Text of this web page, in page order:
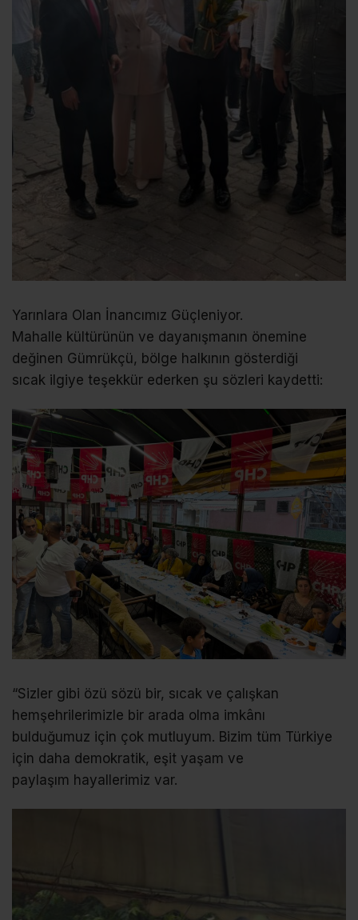
Yarınlara Olan İnancımız Güçleniyor.
Mahalle kültürünün ve dayanışmanın önemine
değinen Gümrükçü, bölge halkının gösterdiği
sıcak ilgiye teşekkür ederken şu sözleri kaydetti:
“Sizler gibi özü sözü bir, sıcak ve çalışkan
hemşehrilerimizle bir arada olma imkânı
bulduğumuz için çok mutluyum. Bizim tüm Türkiye
için daha demokratik, eşit yaşam ve
paylaşım hayallerimiz var.